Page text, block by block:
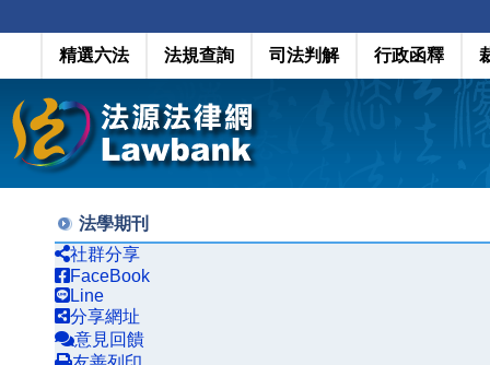
精選六法 法規查詢 司法判解 行政函釋
法學期刊
社群分享
FaceBook
Line
分享網址
意見回饋